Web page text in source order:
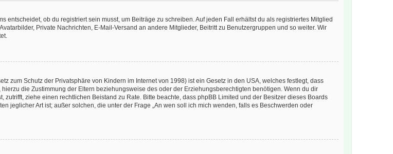
ob du registriert sein musst, um Beiträge zu schreiben. Auf jeden Fall erhältst du als registriertes Mitglied
Private Nachrichten, E-Mail-Versand an andere Mitglieder, Beitritt zu Benutzergruppen und so weiter. Wir
zum Schutz der Privatsphäre von Kindern im Internet von 1998) ist ein Gesetz in den USA, welches festlegt, dass
die Zustimmung der Eltern beziehungsweise des oder der Erziehungsberechtigten benötigen. Wenn du dir
ziehe einen rechtlichen Beistand zu Rate. Bitte beachte, dass phpBB Limited und der Besitzer dieses Boards
jeglicher Art ist; außer solchen, die unter der Frage „An wen soll ich mich wenden, falls es Beschwerden oder